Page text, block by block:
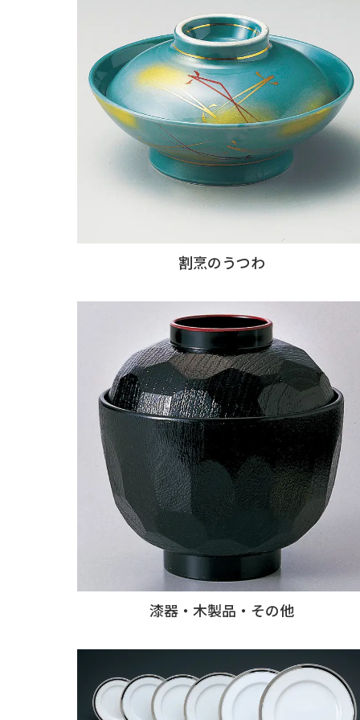
割烹のうつわ
漆器・木製品・その他